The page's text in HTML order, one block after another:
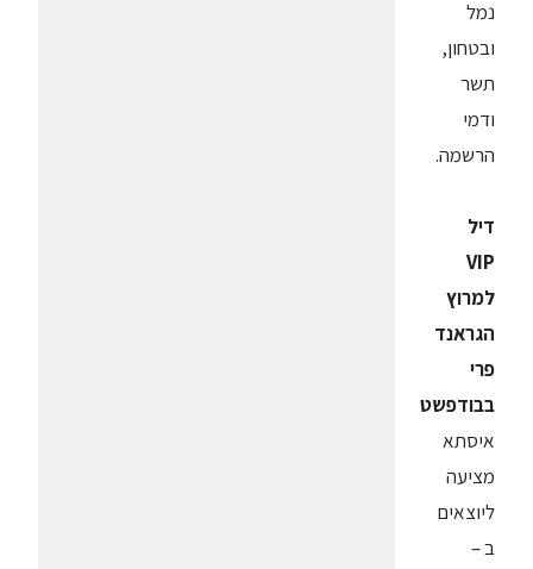
נמל
ובטחון,
תשר
ודמי
הרשמה.
דיל
VIP
למרוץ
הגראנד
פרי
בבודפשט
איסתא
מציעה
ליוצאים
ב –